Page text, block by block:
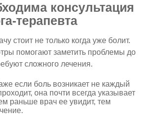
консультация
стоит не только когда уже болит.
помогают заметить проблемы до
сложного лечения.
если боль возникает не каждый
она почти всегда указывает
раньше врач ее увидит, тем